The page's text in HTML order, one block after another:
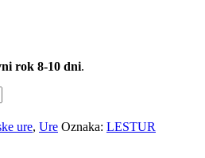
rok 8-10 dni.
ure, Ure Oznaka: LESTUR